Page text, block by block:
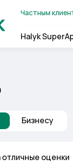
Частным
Halyk
Бизнесу
отличные оценки